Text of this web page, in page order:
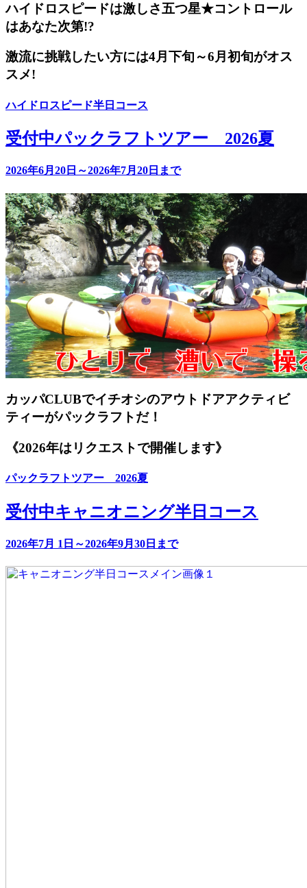
ハイドロスピードは激しさ五つ星★コントロール
はあなた次第!?
激流に挑戦したい方には4月下旬～6月初旬がオス
スメ!
ハイドロスピード半日コース
受付中パックラフトツアー 2026夏
2026年6月20日～2026年7月20日まで
カッパCLUBでイチオシのアウトドアアクティビ
ティーがパックラフトだ！
《2026年はリクエストで開催します》
パックラフトツアー 2026夏
受付中キャニオニング半日コース
2026年7月 1日～2026年9月30日まで